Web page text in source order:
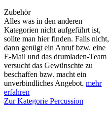
Zubehör
Alles was in den anderen
Kategorien nicht aufgeführt ist,
sollte man hier finden. Falls nicht,
dann genügt ein Anruf bzw. eine
E-Mail und das drumladen-Team
versucht das Gewünschte zu
beschaffen bzw. macht ein
unverbindliches Angebot. mehr
erfahren
Zur Kategorie Percussion